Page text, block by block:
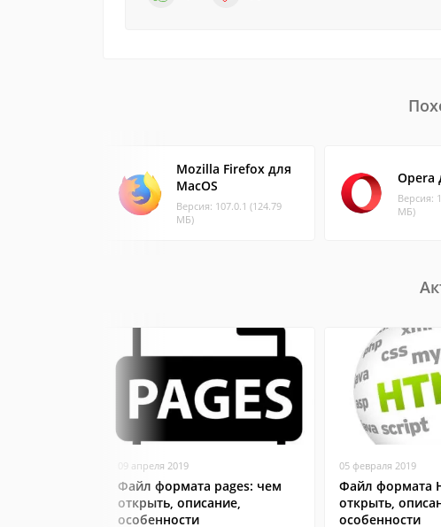
Mozilla Firefox для
MacOS
Версия: 107.0.1 (124.79
МБ)
Opera
Версия:
МБ)
09 апреля 2019
Файл формата pages: чем
открыть, описание,
особенности
05 февраля 2019
Файл формата
открыть,
особенности